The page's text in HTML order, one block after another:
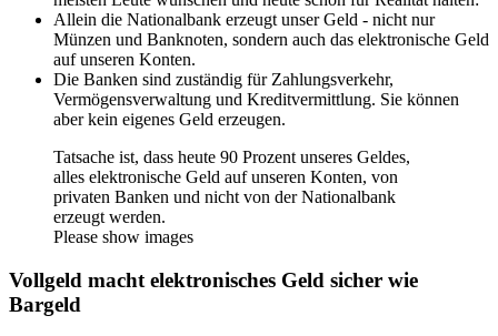
Allein die Nationalbank erzeugt unser Geld - nicht nur
Münzen und Banknoten, sondern auch das elektronische Geld
auf unseren Konten.
Die Banken sind zuständig für Zahlungsverkehr,
Vermögensverwaltung und Kreditvermittlung. Sie können
aber kein eigenes Geld erzeugen.
Tatsache ist, dass heute 90 Prozent unseres Geldes,
alles elektronische Geld auf unseren Konten, von
privaten Banken und nicht von der Nationalbank
erzeugt werden.
Please show images
Vollgeld macht elektronisches Geld sicher wie
Bargeld